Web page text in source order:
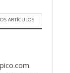
ARTÍCULOS